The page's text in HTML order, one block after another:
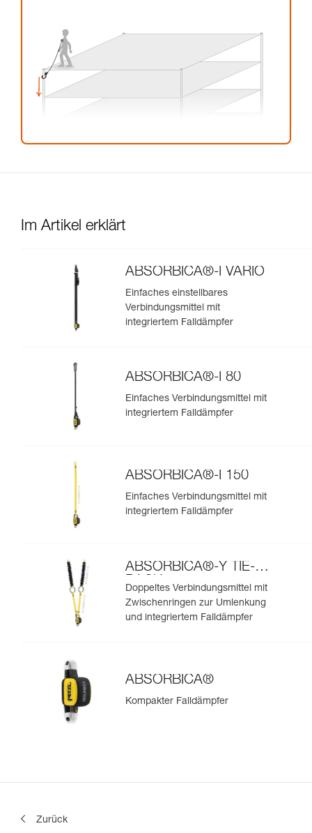
Im Artikel erklärt
ABSORBICA®-I VARIO
Einfaches einstellbares
Verbindungsmittel mit
integriertem Falldämpfer
ABSORBICA®-I 80
Einfaches Verbindungsmittel mit
integriertem Falldämpfer
ABSORBICA®-I 150
Einfaches Verbindungsmittel mit
integriertem Falldämpfer
ABSORBICA®-Y TIE-
BACK
Doppeltes Verbindungsmittel mit
Zwischenringen zur Umlenkung
und integriertem Falldämpfer
ABSORBICA®
Kompakter Falldämpfer
Zurück